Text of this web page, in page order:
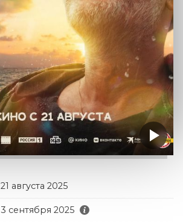
21 августа 2025
3 сентября 2025